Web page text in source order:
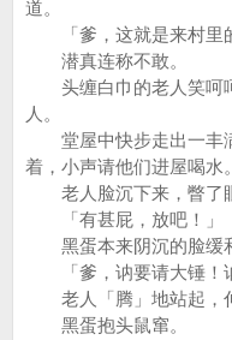
道。
「爹，这就是来村里的
潜真连称不敢。
头缠白巾的老人笑呵
人。
堂屋中快步走出一丰
着，小声请他们进屋喝水。
老人脸沉下来，瞥了眼
「有甚屁，放吧！」
黑蛋本来阴沉的脸缓和
「爹，讷要请大锤！讷
老人「腾」地站起，伸
黑蛋抱头鼠窜。